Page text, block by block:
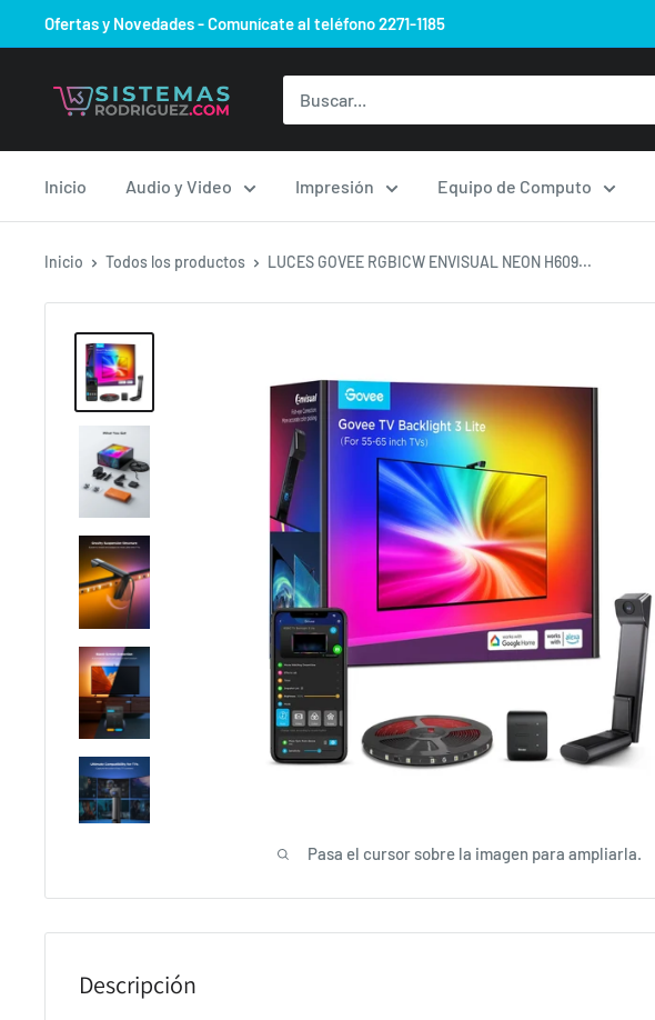
directamente
contenido
Ofertas y Novedades - Comunícate al teléfono 2271-1185
Sistemas
Rodriguez.com
Inicio Audio y Video Impresión Equipo de Computo
Inicio Todos los productos LUCES GOVEE RGBICW ENVISUAL NEON H609...
Pasa el cursor sobre la imagen para ampliarla.
Descripción